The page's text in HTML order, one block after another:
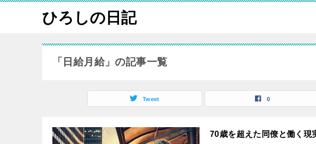
ひろしの日記
「日給月給」の記事一覧
Tweet 0
70歳を超えた同僚と働く現